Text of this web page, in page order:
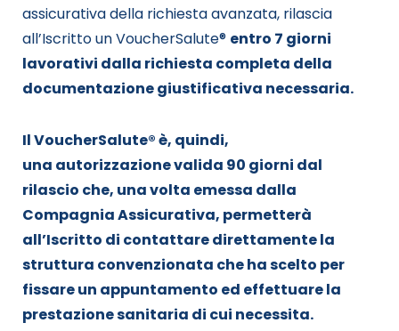
assicurativa della richiesta avanzata, rilascia
all’Iscritto unVoucherSalute® entro 7 giorni
lavorativi dalla richiesta completa della
documentazione giustificativa necessaria.
IlVoucherSalute®è, quindi,
una autorizzazione valida 90 giorni dal
rilascio che, una volta emessa dalla
Compagnia Assicurativa, permetterà
all’Iscritto di contattare direttamente la
struttura convenzionata che ha scelto per
fissare un appuntamento ed effettuare la
prestazione sanitaria di cui necessita.